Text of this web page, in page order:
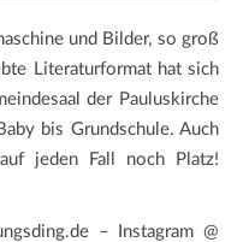
n
und Bilder, so groß
Literaturformat hat sich
der Pauluskirche
bis Grundschule. Auch
jeden Fall noch Platz!
– Instagram @